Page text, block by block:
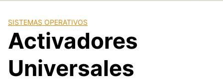
SISTEMAS OPERATIVOS
Activadores
Universales